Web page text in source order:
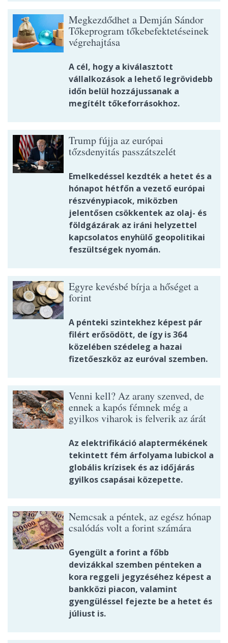
Megkezdődhet a Demján Sándor
Tőkeprogram tőkebefektetéseinek
végrehajtása
A cél, hogy a kiválasztott
vállalkozások a lehető legrövidebb
időn belül hozzájussanak a
megítélt tőkeforrásokhoz.
Trump fújja az európai
tőzsdenyitás passzátszelét
Emelkedéssel kezdték a hetet és a
hónapot hétfőn a vezető európai
részvénypiacok, miközben
jelentősen csökkentek az olaj- és
földgázárak az iráni helyzettel
kapcsolatos enyhülő geopolitikai
feszültségek nyomán.
Egyre kevésbé bírja a hőséget a
forint
A pénteki szintekhez képest pár
filért erősödött, de így is 364
közelében szédeleg a hazai
fizetőeszköz az euróval szemben.
Venni kell? Az arany szenved, de
ennek a kapós fémnek még a
gyilkos viharok is felverik az árát
Az elektrifikáció alaptermékének
tekintett fém árfolyama lubickol a
globális krízisek és az időjárás
gyilkos csapásai közepette.
Nemcsak a péntek, az egész hónap
csalódás volt a forint számára
Gyengült a forint a főbb
devizákkal szemben pénteken a
kora reggeli jegyzéséhez képest a
bankközi piacon, valamint
gyengüléssel fejezte be a hetet és
júliust is.